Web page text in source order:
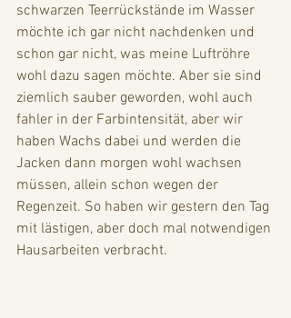
schwarzen Teerrückstände im Wasser
möchte ich gar nicht nachdenken und
schon gar nicht, was meine Luftröhre
wohl dazu sagen möchte. Aber sie sind
ziemlich sauber geworden, wohl auch
fahler in der Farbintensität, aber wir
haben Wachs dabei und werden die
Jacken dann morgen wohl wachsen
müssen, allein schon wegen der
Regenzeit. So haben wir gestern den Tag
mit lästigen, aber doch mal notwendigen
Hausarbeiten verbracht.